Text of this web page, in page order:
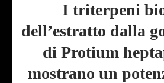
I triterpeni
dell’estratto dalla
di Protium
mostrano un